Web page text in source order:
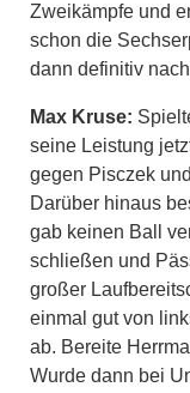
Zweikämpfe und
schon die
dann definitiv
Max Kruse:
seine Leistung
gegen Pisczek
Darüber hinaus
gab keinen Ball
schließen und
großer
einmal gut von
ab. Bereite
Wurde dann bei